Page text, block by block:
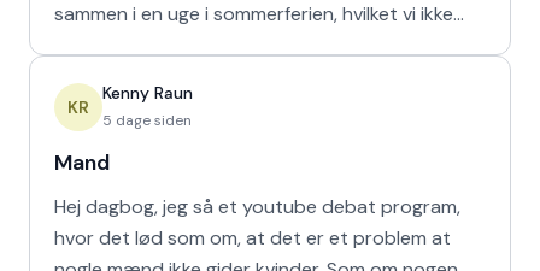
sammen i en uge i sommerferien, hvilket vi ikke
KR
Kenny Raun
5 dage siden
Mand
Hej dagbog, jeg så et youtube debat program,
hvor det lød som om, at det er et problem at